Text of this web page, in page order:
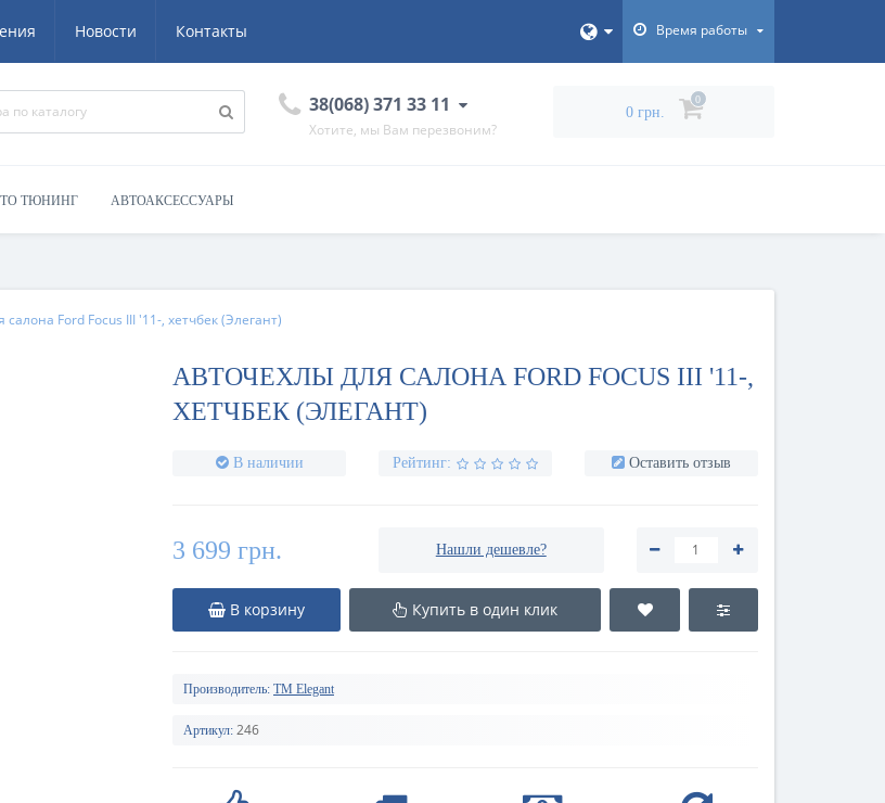
Новости Контакты Время работы
38(068) 371 33 11
Хотите, мы Вам перезвоним?
0 грн.
0
ТЮНИНГ АВТОАКСЕССУАРЫ
салона Ford Focus III '11-, хетчбек (Элегант)
АВТОЧЕХЛЫ ДЛЯ САЛОНА FORD FOCUS III '11-,
ХЕТЧБЕК (ЭЛЕГАНТ)
В наличии Рейтинг: Оставить отзыв
3 699 грн. Нашли дешевле?
В корзину Купить в один клик
Производитель: TM Elegant
Артикул: 246